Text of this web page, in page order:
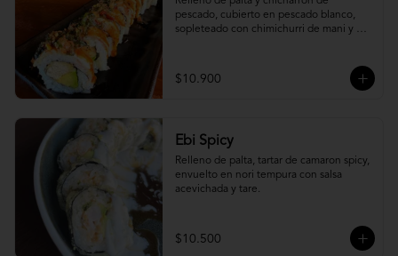
pescado, cubierto en pescado blanco,
sopleteado con chimichurri de mani y
$10.900
Ebi Spicy
Relleno de palta, tartar de camaron spicy,
envuelto en nori tempura con salsa
acevichada y tare.
$10.500